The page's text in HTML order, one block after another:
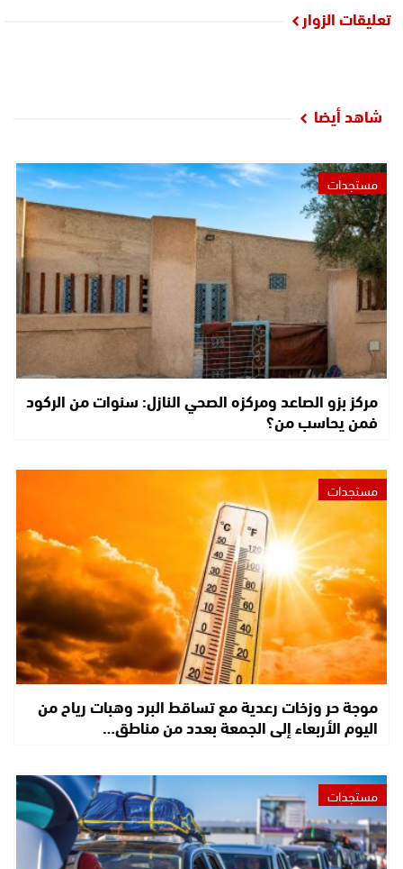
تعليقات الزوار
شاهد أيضا
مستجدات
مركز بزو الصاعد ومركزه الصحي النازل: سنوات من الركود
فمن يحاسب من؟
مستجدات
موجة حر وزخات رعدية مع تساقط البرد وهبات رياح من
اليوم الأربعاء إلى الجمعة بعدد من مناطق…
مستجدات